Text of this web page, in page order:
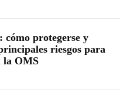
cómo protegerse y
riesgos para
la OMS